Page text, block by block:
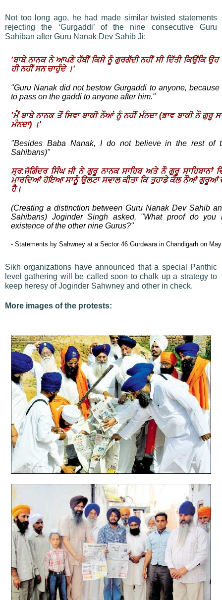
Not too long ago, he had made similar twisted statements
rejecting the ‘Gurgaddi’ of the nine consecutive Guru
Sahiban after Guru Nanak Dev Sahib Ji:
'ਬਾਬੇ ਨਾਨਕ ਨੇ ਆਪਣੇ ਹੱਥੀਂ ਕਿਸੇ ਨੂੰ ਗੁਰਗੱਦੀ ਨਹੀਂ ਸੀ ਦਿੱਤੀ ਕਿਉਂਕਿ
ਹੀ ਨਹੀਂ ਸਨ ਚਾਹੁੰਦੇ ।'
"Guru Nanak did not bestow Gurgaddi to anyone,
to pass on the gaddi to anyone after him."
'ਮੈਂ ਬਾਬੇ ਨਾਨਕ ਤੋਂ ਸਿਵਾ ਬਾਕੀ ਨੌਆਂ ਨੂੰ ਨਹੀਂ ਮੰਨਦਾ (ਭਾਵ ਬਾਕੀ ਨੌ ਗੁਰੂ
ਮੰਨਦਾ) ।'
"Besides Baba Nanak, I do not believe in the rest of
Sahibans)"
ਸ੍ਰ:ਜੋਗਿੰਦਰ ਸਿੰਘ ਜੀ ਨੇ ਗੁਰੂ ਨਾਨਕ ਸਾਹਿਬ ਅਤੇ ਨੌ ਗੁਰੂ ਸਾਹਿਬਾਨਾਂ
ਮਾਰਦਿਆਂ ਹੋਇਆ ਸਾਨੂੰ ਉਲਟਾ ਸਵਾਲ ਕੀਤਾ ਕਿ ਤੁਹਾਡੇ ਕੋਲ ਨੌਆਂ ਗੁਰੂਆਂ
ਹੈ।
(Creating a distinction between Guru Nanak Dev Sahib
Sahibans) Joginder Singh asked, "What proof do you
existence of the other nine Gurus?"
- Statements by Sahwney at a Sector 46 Gurdwara in Chandigarh on
Sikh organizations have announced that a special Panthic
level gathering will be called soon to chalk up a strategy to
keep heresy of Joginder Sahwney and other in check.
More images of the protests: